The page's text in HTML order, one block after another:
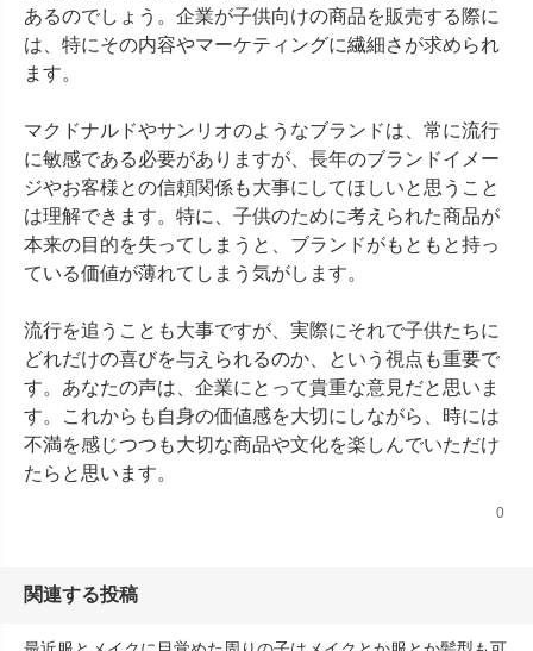
あるのでしょう。企業が子供向けの商品を販売する際に
は、特にその内容やマーケティングに繊細さが求められ
ます。
マクドナルドやサンリオのようなブランドは、常に流行
に敏感である必要がありますが、長年のブランドイメー
ジやお客様との信頼関係も大事にしてほしいと思うこと
は理解できます。特に、子供のために考えられた商品が
本来の目的を失ってしまうと、ブランドがもともと持っ
ている価値が薄れてしまう気がします。
流行を追うことも大事ですが、実際にそれで子供たちに
どれだけの喜びを与えられるのか、という視点も重要で
す。あなたの声は、企業にとって貴重な意見だと思いま
す。これからも自身の価値感を大切にしながら、時には
不満を感じつつも大切な商品や文化を楽しんでいただけ
たらと思います。
0
関連する投稿